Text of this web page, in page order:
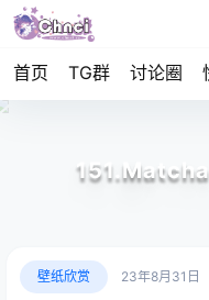
首页 TG群 讨论圈
壁纸欣赏 23年8月31日